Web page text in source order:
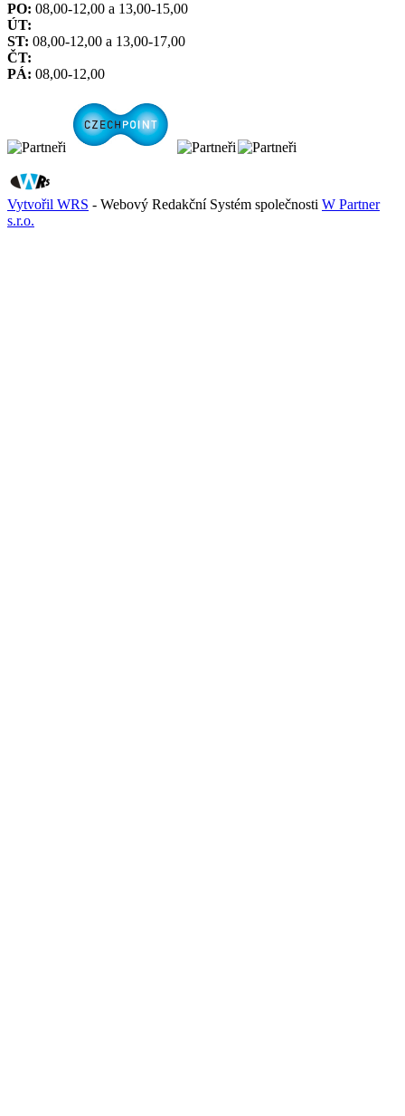
PO: 08,00-12,00 a 13,00-15,00
ÚT:
ST: 08,00-12,00 a 13,00-17,00
ČT:
PÁ: 08,00-12,00
Vytvořil WRS - Webový Redakční Systém společnosti W Partner
s.r.o.